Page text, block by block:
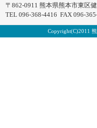
〒862-0911 熊本県熊本市東区
TEL 096-368-4416 FAX 096-
Copyright(C)2011